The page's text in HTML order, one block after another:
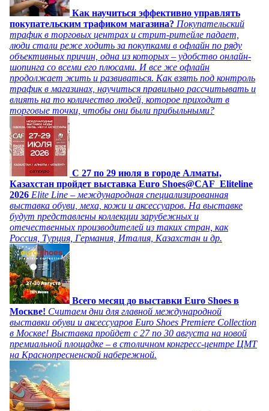
Как научиться эффективно управлять
покупательским трафиком магазина? Покупательский
трафик в торговых центрах и стрит-ритейле падает,
люди стали реже ходить за покупками в офлайн по ряду
объективных причин, одна из которых – удобство онлайн-
шопинга со всеми его плюсами. И все же офлайн
продолжает жить и развиваться. Как взять под контроль
трафик в магазинах, научиться правильно рассчитывать и
влиять на то количество людей, которое приходит в
торговые точки, чтобы они были прибыльными?
C 27 по 29 июля в городе Алматы,
Казахстан пройдет выставка Euro Shoes@CAF_Eliteline
2026 Elite Line – международная специализированная
выставка обуви, меха, кожи и аксессуаров. На выставке
будут представлены коллекции зарубежных и
отечественных производителей из таких стран, как
Россия, Турция, Германия, Италия, Казахстан и др.
Всего месяц до выставки Euro Shoes в
Москве! Считаем дни для главной международной
выставки обуви и аксессуаров Euro Shoes Premiere Collection
в Москве! Выставка пройдет с 27 по 30 августа на новой
премиальной площадке – в столичном конгресс-центре ЦМТ
на Краснопресненской набережной.